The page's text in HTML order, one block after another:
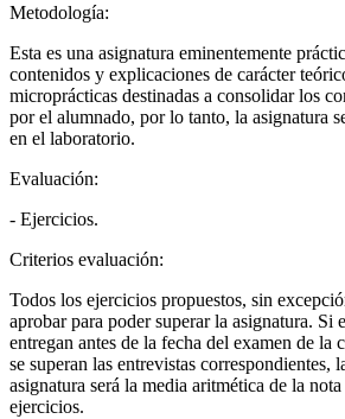
Metodología:
Esta es una asignatura eminentemente
contenidos y explicaciones de carácter
microprácticas destinadas a consolidar los
por el alumnado, por lo tanto, la asignatura
en el laboratorio.
Evaluación:
- Ejercicios.
Criterios evaluación:
Todos los ejercicios propuestos, sin
aprobar para poder superar la asignatura. Si
entregan antes de la fecha del examen de la
se superan las entrevistas correspondientes,
asignatura será la media aritmética de la
ejercicios.